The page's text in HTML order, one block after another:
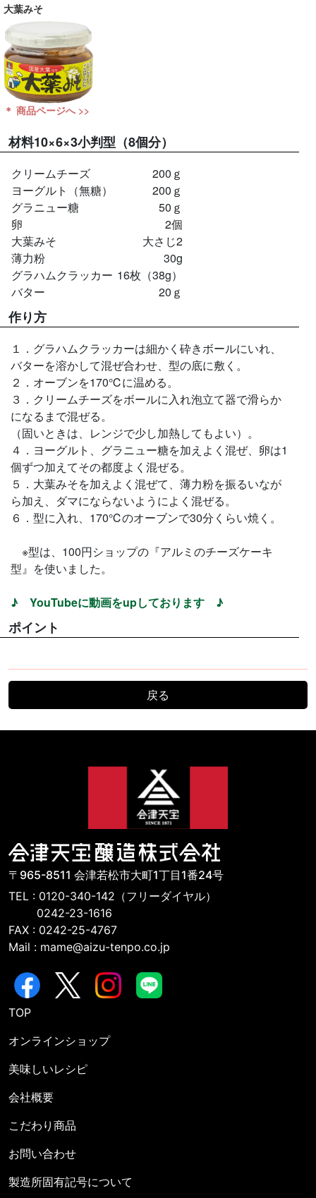
大葉みそ
＊ 商品ページへ >>
材料10×6×3小判型（8個分）
クリームチーズ
200ｇ
ヨーグルト（無糖）
200ｇ
グラニュー糖
50ｇ
卵
2個
大葉みそ
大さじ2
薄力粉
30g
グラハムクラッカー 16枚（38g）
バター
20ｇ
作り方
１．グラハムクラッカーは細かく砕きボールにいれ、
バターを溶かして混ぜ合わせ、型の底に敷く。
２．オーブンを170℃に温める。
３．クリームチーズをボールに入れ泡立て器で滑らか
になるまで混ぜる。
（固いときは、レンジで少し加熱してもよい）。
４．ヨーグルト、グラニュー糖を加えよく混ぜ、卵は1
個ずつ加えてその都度よく混ぜる。
５．大葉みそを加えよく混ぜて、薄力粉を振るいなが
ら加え、ダマにならないようによく混ぜる。
６．型に入れ、170℃のオーブンで30分くらい焼く。
※型は、100円ショップの『アルミのチーズケーキ
型』を使いました。
♪ YouTubeに動画をupしております ♪
ポイント
戻る
〒965-8511 会津若松市大町1丁目1番24号
TEL : 0120-340-142（フリーダイヤル）
0242-23-1616
FAX : 0242-25-4767
Mail : mame@aizu-tenpo.co.jp
TOP
オンラインショップ
美味しいレシピ
会社概要
こだわり商品
お問い合わせ
製造所固有記号について